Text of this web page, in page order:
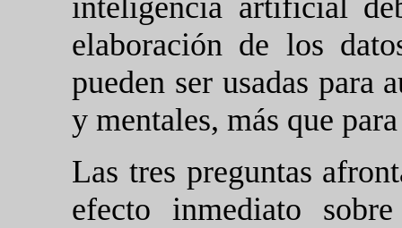
inteligencia artificial
elaboración de los
pueden ser usadas para
y mentales, más que
Las tres preguntas
efecto inmediato